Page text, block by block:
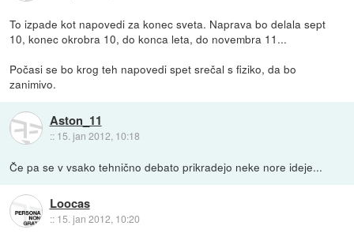
To izpade kot napovedi za konec sveta. Naprava bo delala sept
10, konec okrobra 10, do konca leta, do novembra 11...
Počasi se bo krog teh napovedi spet srečal s fiziko, da bo
zanimivo.
Aston_11
:: 15. jan 2012, 10:18
Če pa se v vsako tehnično debato prikradejo neke nore ideje...
Loocas
:: 15. jan 2012, 10:20